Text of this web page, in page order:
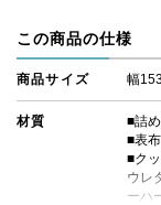
この商品の仕様
商品サイズ 幅
材質
■詰
■表
■ク
ウレ
ーハ